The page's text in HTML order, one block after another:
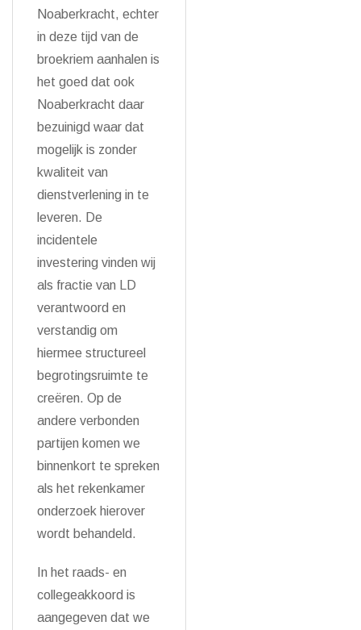
Noaberkracht, echter
in deze tijd van de
broekriem aanhalen is
het goed dat ook
Noaberkracht daar
bezuinigd waar dat
mogelijk is zonder
kwaliteit van
dienstverlening in te
leveren. De
incidentele
investering vinden wij
als fractie van LD
verantwoord en
verstandig om
hiermee structureel
begrotingsruimte te
creëren. Op de
andere verbonden
partijen komen we
binnenkort te spreken
als het rekenkamer
onderzoek hierover
wordt behandeld.
In het raads- en
collegeakkoord is
aangegeven dat we